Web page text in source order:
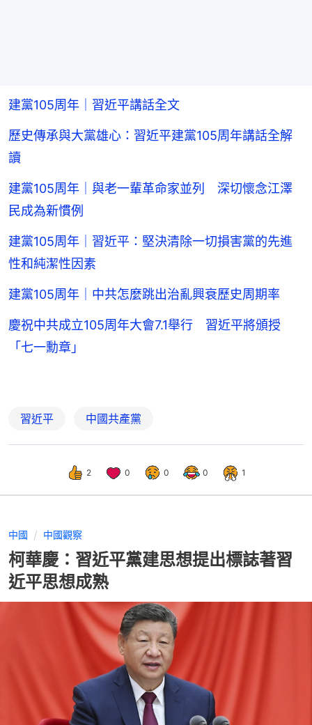
建黨105周年｜習近平講話全文
歷史傳承與大黨雄心：習近平建黨105周年講話全解
讀
建黨105周年｜與老一輩革命家並列 深切懷念江澤
民成為新慣例
建黨105周年｜習近平：堅決清除一切損害黨的先進
性和純潔性因素
建黨105周年｜中共怎麼跳出治亂興衰歷史周期率
慶祝中共成立105周年大會7.1舉行 習近平將頒授
「七一勳章」
習近平 中國共產黨
2 0 0 0 1
中國 中國觀察
柯華慶：習近平黨建思想提出標誌著習
近平思想成熟